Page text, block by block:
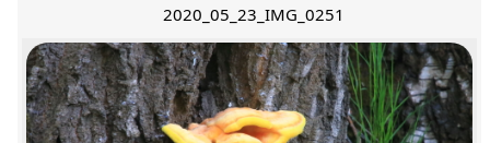
2020_05_23_IMG_0251